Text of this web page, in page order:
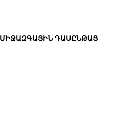
ՄԻՋԱԶԳԱՅԻՆ ԴԱՍԸՆԹԱՑ